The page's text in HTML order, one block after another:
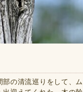
の清流巡りをして、